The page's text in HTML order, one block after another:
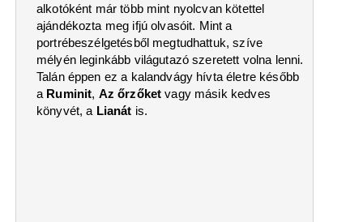
alkotóként már több mint nyolcvan kötettel
ajándékozta meg ifjú olvasóit. Mint a
portrébeszélgetésből megtudhattuk, szíve
mélyén leginkább világutazó szeretett volna lenni.
Talán éppen ez a kalandvágy hívta életre később
a Ruminit, Az őrzőketvagy másik kedves
könyvét, a Lianát is.